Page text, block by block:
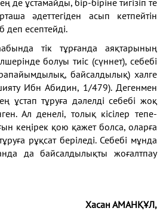
әдеттегіден асып кетпейтін
деп есептейді.
тік тұрғанда аяқтарының
болуы тиіс (сүннет), себебі
байсалдылық) халге
Ибн Абидин, 1/479). Дегенмен
ұстап тұруға дәлелді себебі жоқ
Ал денелі, толық кісілер тепе-
кеңірек қою қажет болса, оларға
рұқсат беріледі. Себебі мұнда
да байсалдылықты жоғалтпау
Хасан АМАНҚҰЛ,